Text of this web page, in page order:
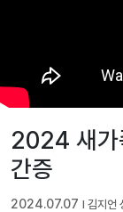
2024 새가
간증
2024.07.07 l 김지언